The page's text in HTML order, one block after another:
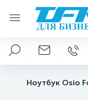
Ноутбук Osio